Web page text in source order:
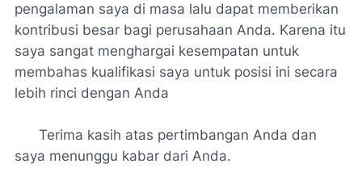
pengalaman saya di masa lalu dapat memberikan
kontribusi besar bagi perusahaan Anda. Karena itu
saya sangat menghargai kesempatan untuk
membahas kualifikasi saya untuk posisi ini secara
lebih rinci dengan Anda
Terima kasih atas pertimbangan Anda dan
saya menunggu kabar dari Anda.